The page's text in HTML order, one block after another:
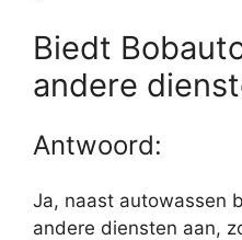
Biedt
andere
Antwoord:
Ja, naast autowassen
andere diensten aan,